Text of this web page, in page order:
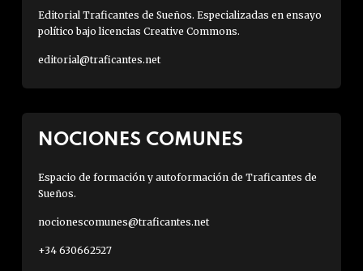
Editorial Traficantes de Sueños. Especializadas en ensayo
político bajo licencias Creative Commons.
editorial@traficantes.net
NOCIONES COMUNES
Espacio de formación y autoformación de Traficantes de
Sueños.
nocionescomunes@traficantes.net
+34 630662527